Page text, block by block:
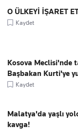
O ÜLKEYİ İŞARET
Kaydet
Kosova Meclisi'nde
Başbakan Kurti'ye
Kaydet
Malatya'da yaşlı
kavga!